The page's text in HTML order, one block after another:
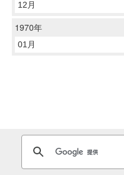
12月
1970年
01月